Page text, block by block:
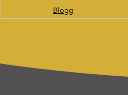
Blogg